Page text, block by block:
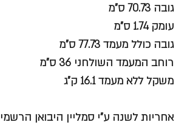
גובה 70.73 ס"מ
עומק 1.74 ס"מ
גובה כולל מעמד 77.73 ס"מ
רוחב המעמד השולחני 36 ס"מ
משקל ללא מעמד 16.1 ק"ג
אחריות לשנה ע"י סמליין היבואן הרשמי